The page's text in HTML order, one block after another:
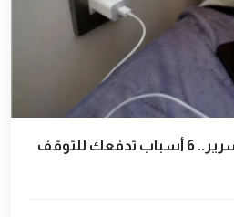
لا تشحن هاتفك في السرير.. 6 أسباب تدفعك للتوقف